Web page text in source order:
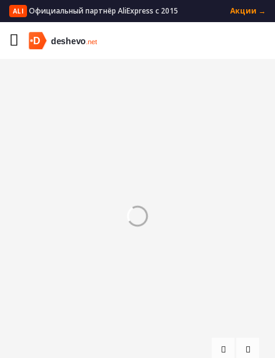
ALI Официальный партнёр AliExpress с 2015 Акции →
Главная Бытовая техника
Эпиляторы